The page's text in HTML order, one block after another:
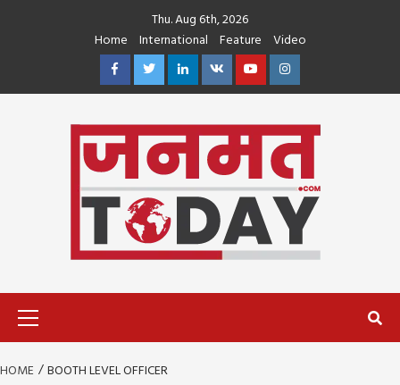
Thu. Aug 6th, 2026
Home
International Feature
Video
FacebookTwitterLinkedin
VK YoutubeInstagram
HOME BOOTH LEVEL OFFICER